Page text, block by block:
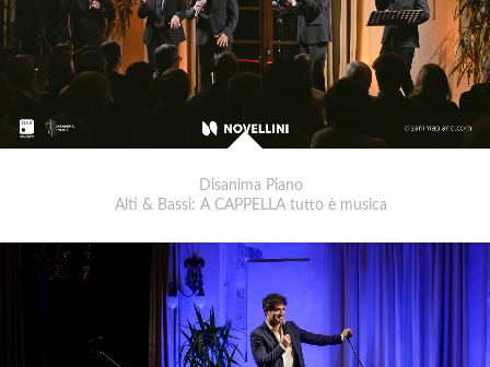
Disanima Piano
Alti & Bassi: A CAPPELLA tutto è musica